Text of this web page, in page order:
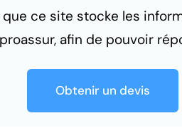
ce site stocke les
afin de pouvoir
Obtenir un devis